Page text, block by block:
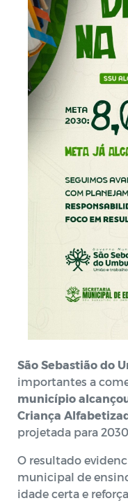
São Sebastião do
importantes a
município
Criança
projetada para
O resultado
municipal de
idade certa e